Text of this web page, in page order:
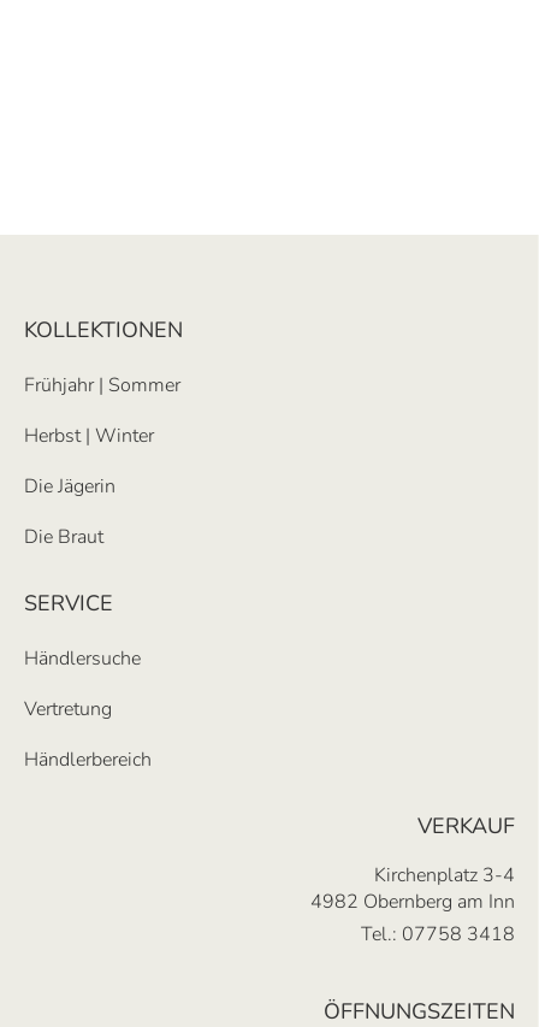
KOLLEKTIONEN
Frühjahr | Sommer
Herbst | Winter
Die Jägerin
Die Braut
SERVICE
Händlersuche
Vertretung
Händlerbereich
VERKAUF
Kirchenplatz 3-4
4982 Obernberg am Inn
Tel.: 07758 3418
ÖFFNUNGSZEITEN